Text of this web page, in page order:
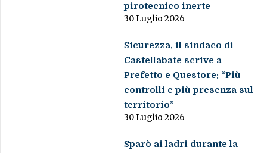
pirotecnico inerte
30 Luglio 2026
Sicurezza, il sindaco di
Castellabate scrive a
Prefetto e Questore: “Più
controlli e più presenza sul
territorio”
30 Luglio 2026
Sparò ai ladri durante la